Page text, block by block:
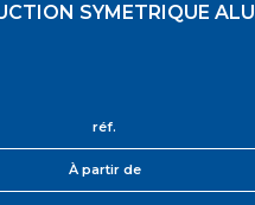
SYMETRIQUE ALU
réf.
À partir de